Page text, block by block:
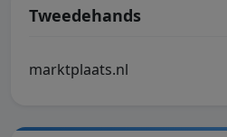
Tweedehands
marktplaats.nl